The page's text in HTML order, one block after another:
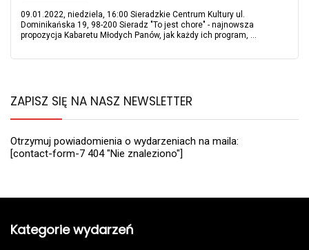
09.01.2022, niedziela, 16:00 Sieradzkie Centrum Kultury ul.
Dominikańska 19, 98-200 Sieradz "To jest chore" - najnowsza
propozycja Kabaretu Młodych Panów, jak każdy ich program, ...
ZAPISZ SIĘ NA NASZ NEWSLETTER
Otrzymuj powiadomienia o wydarzeniach na maila:
[contact-form-7 404 "Nie znaleziono"]
Kategorie wydarzeń